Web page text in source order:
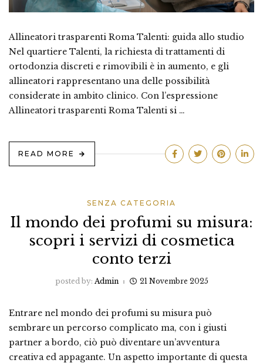
Allineatori trasparenti Roma Talenti: guida allo studio
Nel quartiere Talenti, la richiesta di trattamenti di
ortodonzia discreti e rimovibili è in aumento, e gli
allineatori rappresentano una delle possibilità
considerate in ambito clinico. Con l’espressione
Allineatori trasparenti Roma Talenti si …
READ MORE
SENZA CATEGORIA
Il mondo dei profumi su misura:
scopri i servizi di cosmetica
conto terzi
posted by: Admin 21 Novembre 2025
Entrare nel mondo dei profumi su misura può
sembrare un percorso complicato ma, con i giusti
partner a bordo, ciò può diventare un’avventura
creativa ed appagante. Un aspetto importante di questa